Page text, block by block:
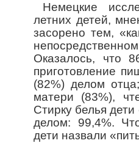
Немецкие
летних детей,
засорено тем,
Оказалось, что
приготовление
(82%) делом
матери (83%),
Стирку белья
делом: 99,4%.
дети назвали